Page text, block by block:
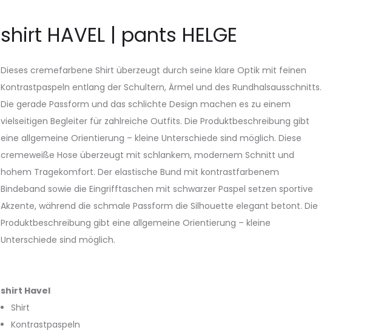
shirt HAVEL | pants HELGE
Dieses cremefarbene Shirt überzeugt durch seine klare Optik mit feinen
Kontrastpaspeln entlang der Schultern, Ärmel und des Rundhalsausschnitts.
Die gerade Passform und das schlichte Design machen es zu einem
vielseitigen Begleiter für zahlreiche Outfits. Die Produktbeschreibung gibt
eine allgemeine Orientierung – kleine Unterschiede sind möglich. Diese
cremeweiße Hose überzeugt mit schlankem, modernem Schnitt und
hohem Tragekomfort. Der elastische Bund mit kontrastfarbenem
Bindeband sowie die Eingrifftaschen mit schwarzer Paspel setzen sportive
Akzente, während die schmale Passform die Silhouette elegant betont. Die
Produktbeschreibung gibt eine allgemeine Orientierung – kleine
Unterschiede sind möglich.
shirt Havel
Shirt
Kontrastpaspeln